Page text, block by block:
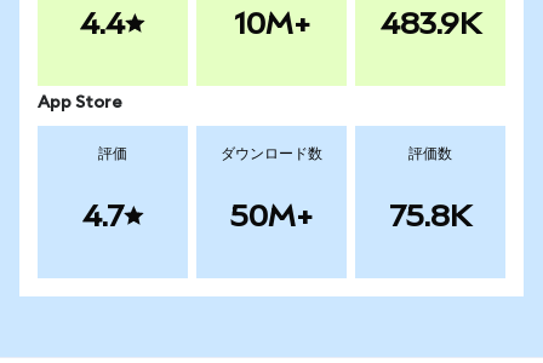
4.4 10M+ 483.9K
App Store
評価
4.7
ダウンロード数
50M+
評価数
75.8K